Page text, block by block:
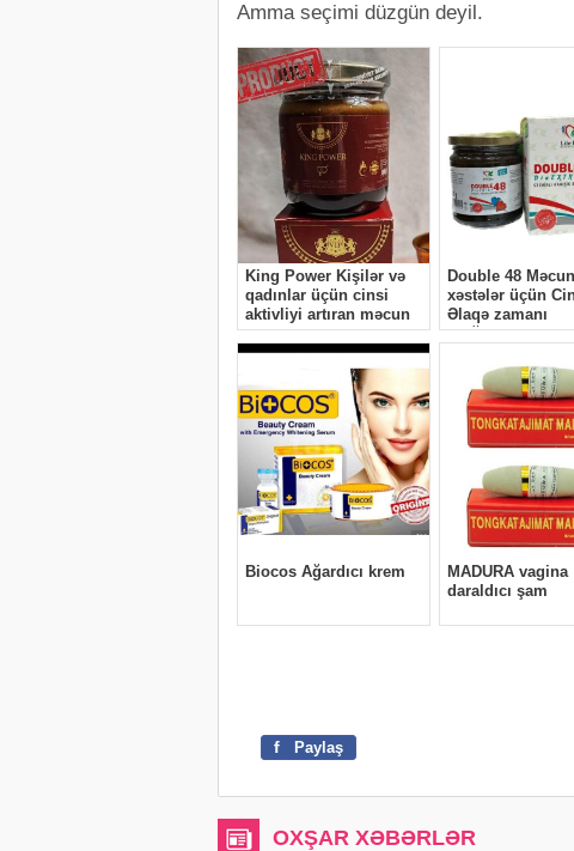
Amma seçimi düzgün deyil.
f Paylaş
OXŞAR XƏBƏRLƏR